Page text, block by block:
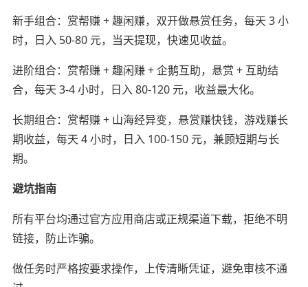
新手组合：赏帮赚 + 趣闲赚，双开做悬赏任务，每天 3 小
时，日入 50-80 元，当天提现，快速见收益。
进阶组合：赏帮赚 + 趣闲赚 + 企鹅互助，悬赏 + 互助结
合，每天 3-4 小时，日入 80-120 元，收益最大化。
长期组合：赏帮赚 + 山海经异变，悬赏赚快钱，游戏赚长
期收益，每天 4 小时，日入 100-150 元，兼顾短期与长
期。
避坑指南
所有平台均通过官方应用商店或正规渠道下载，拒绝不明
链接，防止诈骗。
做任务时严格按要求操作，上传清晰凭证，避免审核不通